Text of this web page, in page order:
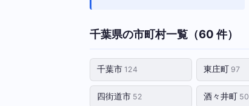
千葉県の市町村一覧（60 件）
千葉市 124 東庄町 97
四街道市 52 酒々井町 50